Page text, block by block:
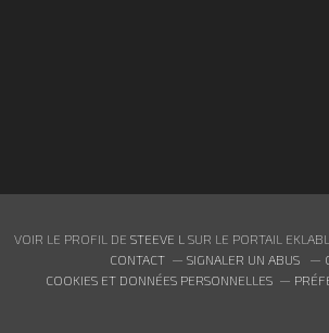
VOIR LE PROFIL DE STEEVE L SUR LE PORTAIL
CONTACT
SIGNALER UN ABUS
COOKIES ET DONNÉES PERSONNELLES